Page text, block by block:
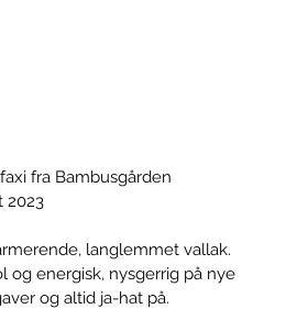
fra Bambusgården
2023
langlemmet vallak.
og energisk, nysgerrig på nye
og altid ja-hat på.